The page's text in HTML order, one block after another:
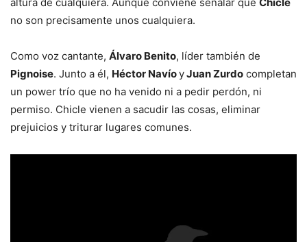
no son precisamente unos cualquiera.
Como voz cantante, Álvaro Benito, líder también de
Pignoise. Junto a él, Héctor NavíoyJuan Zurdo completan
un power trío que no ha venido ni a pedir perdón, ni
permiso. Chicle vienen a sacudir las cosas, eliminar
prejuicios y triturar lugares comunes.